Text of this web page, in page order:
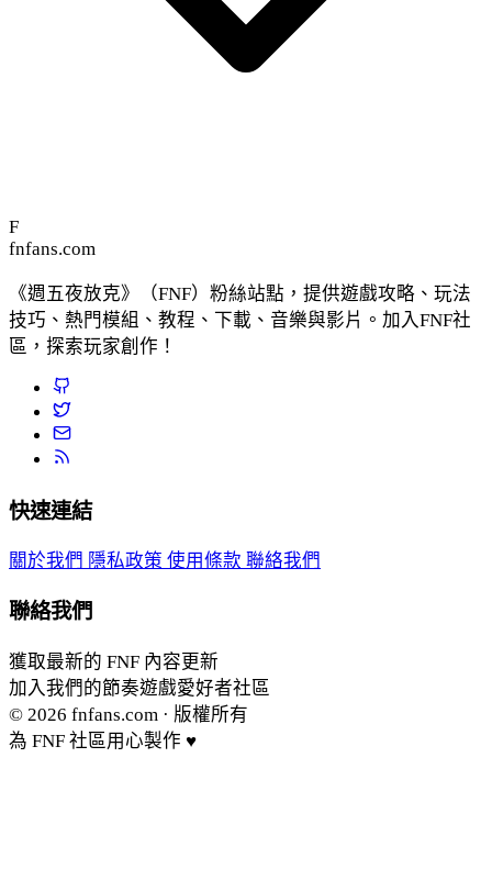
F
fnfans.com
《週五夜放克》（FNF）粉絲站點，提供遊戲攻略、玩法
技巧、熱門模組、教程、下載、音樂與影片。加入FNF社
區，探索玩家創作！
快速連結
關於我們 隱私政策 使用條款 聯絡我們
聯絡我們
獲取最新的 FNF 內容更新
加入我們的節奏遊戲愛好者社區
© 2026 fnfans.com · 版權所有
為 FNF 社區用心製作 ♥